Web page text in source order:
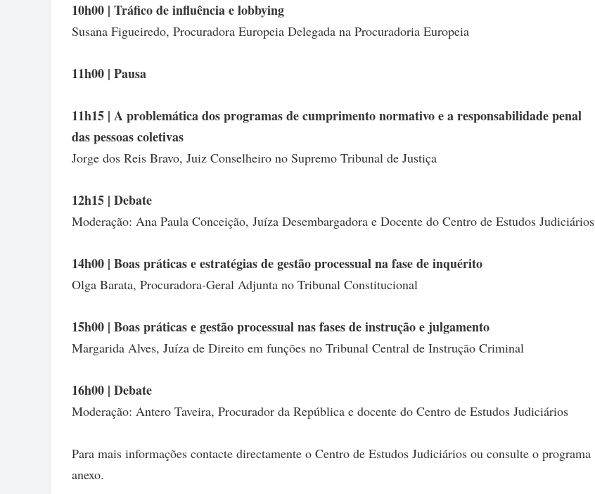
10h00 | Tráfico de influência e lobbying
Susana Figueiredo, Procuradora Europeia Delegada na Procuradoria Europeia
11h00 | Pausa
11h15 | A problemática dos programas de cumprimento normativo e a responsabilidade penal
das pessoas coletivas
Jorge dos Reis Bravo, Juiz Conselheiro no Supremo Tribunal de Justiça
12h15 | Debate
Moderação: Ana Paula Conceição, Juíza Desembargadora e Docente do Centro de Estudos Judiciários
14h00 | Boas práticas e estratégias de gestão processual na fase de inquérito
Olga Barata, Procuradora-Geral Adjunta no Tribunal Constitucional
15h00 | Boas práticas e gestão processual nas fases de instrução e julgamento
Margarida Alves, Juíza de Direito em funções no Tribunal Central de Instrução Criminal
16h00 | Debate
Moderação: Antero Taveira, Procurador da República e docente do Centro de Estudos Judiciários
Para mais informações contacte directamente o Centro de Estudos Judiciários ou consulte o programa
anexo.